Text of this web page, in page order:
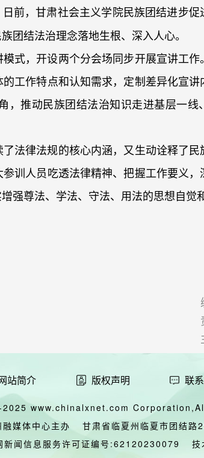
日前，甘肃社会主义学院民族团结进步
团结法治理念落地生根、深入人心。
式，开设两个分会场同步开展宣讲工作
工作特点和认知需求，定制差异化宣
推动民族团结法治知识走进基层一线
法律法规的核心内涵，又生动诠释了民
训人员吃透法律精神、把握工作要义
强尊法、学法、守法、用法的思想自觉
站简介 版权声明 联
www.chinalxnet.com
媒体中心主办 甘肃省临夏州临夏市团结路
新闻信息服务许可证编号:62120230079 技